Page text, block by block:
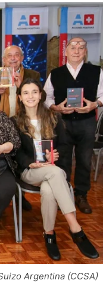
Argentina (CCSA)